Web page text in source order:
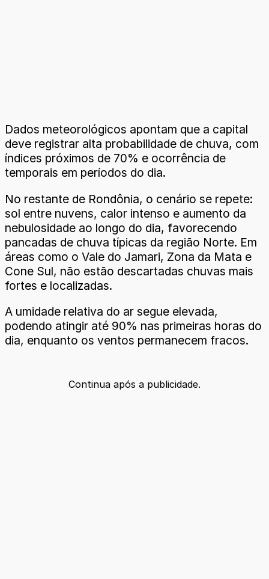
Dados meteorológicos apontam que a capital
deve registrar alta probabilidade de chuva, com
índices próximos de 70% e ocorrência de
temporais em períodos do dia.
No restante de Rondônia, o cenário se repete:
sol entre nuvens, calor intenso e aumento da
nebulosidade ao longo do dia, favorecendo
pancadas de chuva típicas da região Norte. Em
áreas como o Vale do Jamari, Zona da Mata e
Cone Sul, não estão descartadas chuvas mais
fortes e localizadas.
A umidade relativa do ar segue elevada,
podendo atingir até 90% nas primeiras horas do
dia, enquanto os ventos permanecem fracos.
Continua após a publicidade.